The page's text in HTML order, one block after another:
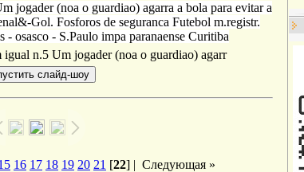
jogader (noa o guardiao) agarra a bola para evitar a
Gol. Fosforos de seguranca Futebol m.registr.
osasco - S.Paulo impa paranaense Curitiba
16 17 18 19 20 21 [22] | Следующая »